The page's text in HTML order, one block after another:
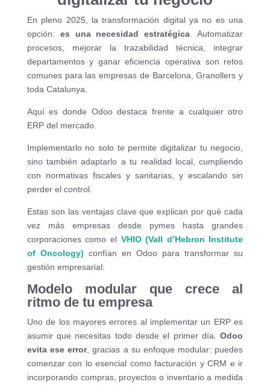
En pleno 2025, la transformación digital ya no es una
opción: es una necesidad estratégica . Automatizar
procesos, mejorar la trazabilidad técnica, integrar
departamentos y ganar eficiencia operativa son retos
comunes para las empresas de Barcelona, Granollers y
toda Catalunya.
Aquí es donde Odoo destaca frente a cualquier otro
ERP del mercado.
Implementarlo no solo te permite digitalizar tu negocio,
sino también adaptarlo a tu realidad local, cumpliendo
con normativas fiscales y sanitarias, y escalando sin
perder el control.
Estas son las ventajas clave que explican por qué cada
vez más empresas desde pymes hasta grandes
corporaciones como el VHIO (Vall d’Hebron Institute
of Oncology) confían en Odoo para transformar su
gestión empresarial:
Modelo modular que crece al
ritmo de tu empresa
Uno de los mayores errores al implementar un ERP es
asumir que necesitas todo desde el primer día.Odoo
evita ese error, gracias a su enfoque modular: puedes
comenzar con lo esencial como facturación y CRM e ir
incorporando compras, proyectos o inventario a medida